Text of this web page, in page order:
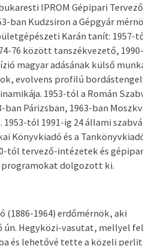
IPROM Gépipari
ban Kudzsiron a Gépgyár
Karán tanít: 1957-
76 között tanszékvezető,
magyar adásának külső
evolvens profilú
1953-tól a Román
Párizsban, 1963-ban
tól 1991-ig 24 állami
Könyvkiadó és a
tól tervező-intézetek és
dolgozott ki.
(1886-1964) erdőmérnök, aki
Hegyközi-vasutat, mellyel
és lehetővé tette a közeli